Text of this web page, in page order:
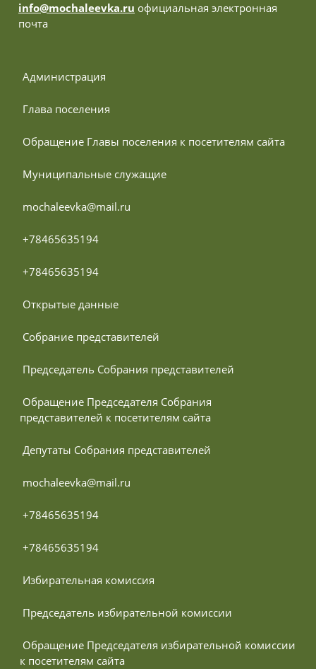
info@mochaleevka.ru официальная электронная
почта
Администрация
Глава поселения
Обращение Главы поселения к посетителям сайта
Муниципальные служащие
mochaleevka@mail.ru
+78465635194
+78465635194
Открытые данные
Собрание представителей
Председатель Собрания представителей
представителей к посетителям сайта
Депутаты Собрания представителей
mochaleevka@mail.ru
+78465635194
+78465635194
Избирательная комиссия
Председатель избирательной комиссии
к посетителям сайта